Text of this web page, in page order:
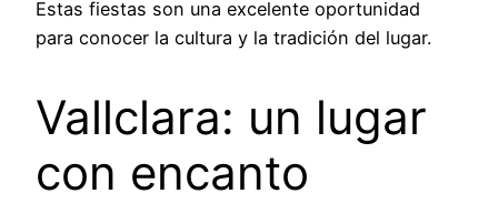
Estas fiestas son una excelente oportunidad
para conocer la cultura y la tradición del lugar.
Vallclara: un lugar
con encanto